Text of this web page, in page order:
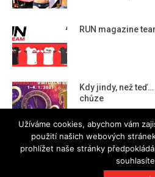
RUN magazine
Kdy jindy, než
chůze
Užíváme cookies, abychom vám
použití našich webových
prohlížet naše stránky